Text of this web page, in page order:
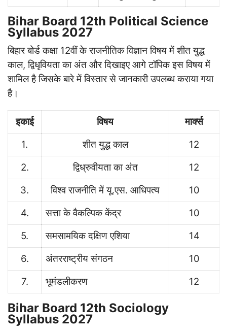
Bihar Board 12th Political Science
Syllabus 2027
बिहार बोर्ड कक्षा 12वीं के राजनीतिक विज्ञान विषय में शीत युद्ध
काल, द्विधृवियता का अंत और दिखाइए आगे टॉपिक इस विषय में
शामिल है जिसके बारे में विस्तार से जानकारी उपलब्ध कराया गया
है।
इकाई विषय
मार्क्स
1.
शीत युद्ध काल
12
2.
द्विध्रुवीयता का अंत
12
3.
विश्व राजनीति में यू.एस. आधिपत्य
10
4.
सत्ता के वैकल्पिक केंद्र
10
5.
समसामयिक दक्षिण एशिया
14
6.
अंतरराष्ट्रीय संगठन
10
7.
भूमंडलीकरण 12
Bihar Board 12th Sociology
Syllabus 2027